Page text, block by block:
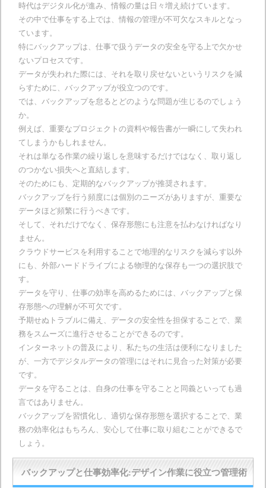
時代はデジタル化が進み、情報の量は日々増え続けています。
その中で仕事をする上では、情報の管理が不可欠なスキルとなっ
ています。
特にバックアップは、仕事で扱うデータの安全を守る上で欠かせ
ないプロセスです。
データが失われた際には、それを取り戻せないというリスクを減
らすために、バックアップが役立つのです。
では、バックアップを怠るとどのような問題が生じるのでしょう
か。
例えば、重要なプロジェクトの資料や報告書が一瞬にして失われ
てしまうかもしれません。
それは単なる作業の繰り返しを意味するだけではなく、取り返し
のつかない損失へと直結します。
そのためにも、定期的なバックアップが推奨されます。
バックアップを行う頻度には個別のニーズがありますが、重要な
データほど頻繁に行うべきです。
そして、それだけでなく、保存形態にも注意を払わなければなり
ません。
クラウドサービスを利用することで地理的なリスクを減らす以外
にも、外部ハードドライブによる物理的な保存も一つの選択肢で
す。
データを守り、仕事の効率を高めるためには、バックアップと保
存形態への理解が不可欠です。
予期せぬトラブルに備え、データの安全性を担保することで、業
務をスムーズに進行させることができるのです。
インターネットの普及により、私たちの生活は便利になりました
が、一方でデジタルデータの管理にはそれに見合った対策が必要
です。
データを守ることは、自身の仕事を守ることと同義といっても過
言ではありません。
バックアップを習慣化し、適切な保存形態を選択することで、業
務の効率化はもちろん、安心して仕事に取り組むことができるで
しょう。
バックアップと仕事効率化:デザイン作業に役立つ管理術